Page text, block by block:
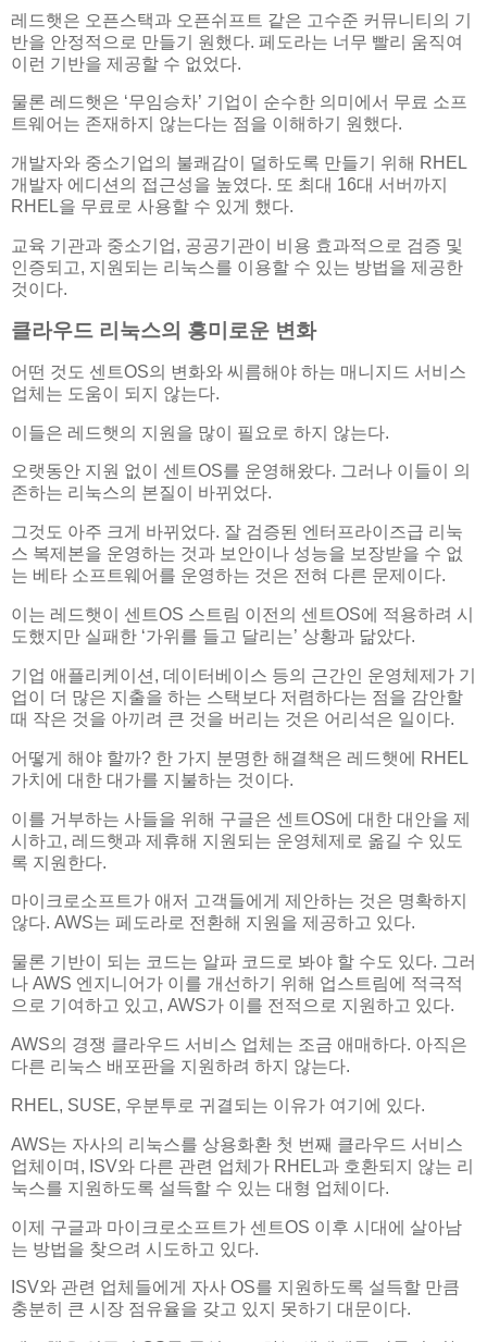
레드햇은 오픈스택과 오픈쉬프트 같은 고수준 커뮤니티의 기
반을 안정적으로 만들기 원했다. 페도라는 너무 빨리 움직여
이런 기반을 제공할 수 없었다.
물론 레드햇은 ‘무임승차’ 기업이 순수한 의미에서 무료 소프
트웨어는 존재하지 않는다는 점을 이해하기 원했다.
개발자와 중소기업의 불쾌감이 덜하도록 만들기 위해 RHEL
개발자 에디션의 접근성을 높였다. 또 최대 16대 서버까지
RHEL을 무료로 사용할 수 있게 했다.
교육 기관과 중소기업, 공공기관이 비용 효과적으로 검증 및
인증되고, 지원되는 리눅스를 이용할 수 있는 방법을 제공한
것이다.
클라우드 리눅스의 흥미로운 변화
어떤 것도 센트OS의 변화와 씨름해야 하는 매니지드 서비스
업체는 도움이 되지 않는다.
이들은 레드햇의 지원을 많이 필요로 하지 않는다.
오랫동안 지원 없이 센트OS를 운영해왔다. 그러나 이들이 의
존하는 리눅스의 본질이 바뀌었다.
그것도 아주 크게 바뀌었다. 잘 검증된 엔터프라이즈급 리눅
스 복제본을 운영하는 것과 보안이나 성능을 보장받을 수 없
는 베타 소프트웨어를 운영하는 것은 전혀 다른 문제이다.
이는 레드햇이 센트OS 스트림 이전의 센트OS에 적용하려 시
도했지만 실패한 ‘가위를 들고 달리는’ 상황과 닮았다.
기업 애플리케이션, 데이터베이스 등의 근간인 운영체제가 기
업이 더 많은 지출을 하는 스택보다 저렴하다는 점을 감안할
때 작은 것을 아끼려 큰 것을 버리는 것은 어리석은 일이다.
어떻게 해야 할까? 한 가지 분명한 해결책은 레드햇에 RHEL
가치에 대한 대가를 지불하는 것이다.
이를 거부하는 사들을 위해 구글은 센트OS에 대한 대안을 제
시하고, 레드햇과 제휴해 지원되는 운영체제로 옮길 수 있도
록 지원한다.
마이크로소프트가 애저 고객들에게 제안하는 것은 명확하지
않다. AWS는 페도라로 전환해 지원을 제공하고 있다.
물론 기반이 되는 코드는 알파 코드로 봐야 할 수도 있다. 그러
나 AWS 엔지니어가 이를 개선하기 위해 업스트림에 적극적
으로 기여하고 있고, AWS가 이를 전적으로 지원하고 있다.
AWS의 경쟁 클라우드 서비스 업체는 조금 애매하다. 아직은
다른 리눅스 배포판을 지원하려 하지 않는다.
RHEL, SUSE, 우분투로 귀결되는 이유가 여기에 있다.
AWS는 자사의 리눅스를 상용화환 첫 번째 클라우드 서비스
업체이며, ISV와 다른 관련 업체가 RHEL과 호환되지 않는 리
눅스를 지원하도록 설득할 수 있는 대형 업체이다.
이제 구글과 마이크로소프트가 센트OS 이후 시대에 살아남
는 방법을 찾으려 시도하고 있다.
ISV와 관련 업체들에게 자사 OS를 지원하도록 설득할 만큼
충분히 큰 시장 점유율을 갖고 있지 못하기 대문이다.